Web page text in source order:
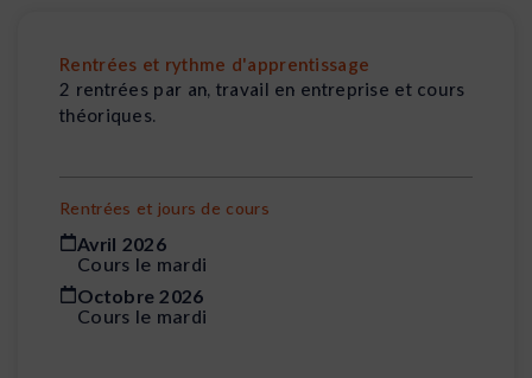
Rentrées et rythme d'apprentissage
2 rentrées par an, travail en entreprise et cours
théoriques.
Rentrées et jours de cours
Avril 2026
Cours le mardi
Octobre 2026
Cours le mardi